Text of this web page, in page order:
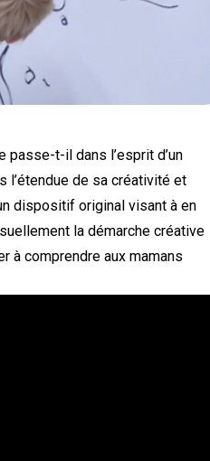
t-il dans l’esprit d’un
l’étendue de sa créativité et
dispositif original visant à en
la démarche créative
à comprendre aux mamans